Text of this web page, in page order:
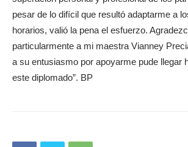
pesar de lo difícil que resultó adaptarme a
horarios, valió la pena el esfuerzo.
particularmente a mi maestra Vianney
a su entusiasmo por apoyarme pude llegar
este diplomado”. BP